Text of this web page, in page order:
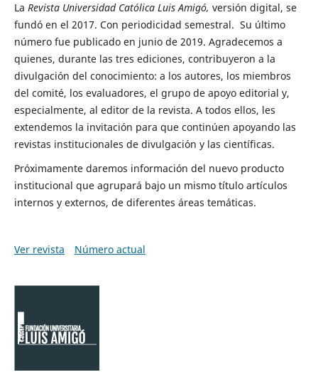
La Revista Universidad Católica Luis Amigó, versión digital, se
fundó en el 2017. Con periodicidad semestral. Su último
número fue publicado en junio de 2019. Agradecemos a
quienes, durante las tres ediciones, contribuyeron a la
divulgación del conocimiento: a los autores, los miembros
del comité, los evaluadores, el grupo de apoyo editorial y,
especialmente, al editor de la revista. A todos ellos, les
extendemos la invitación para que continúen apoyando las
revistas institucionales de divulgación y las científicas.
Próximamente daremos información del nuevo producto
institucional que agrupará bajo un mismo título artículos
internos y externos, de diferentes áreas temáticas.
Ver revista Número actual